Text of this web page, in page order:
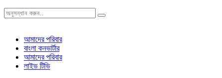
আমাদের পরিবার
বাংলা কনভার্টার
আমাদের পরিবার
লাইভ টিভি